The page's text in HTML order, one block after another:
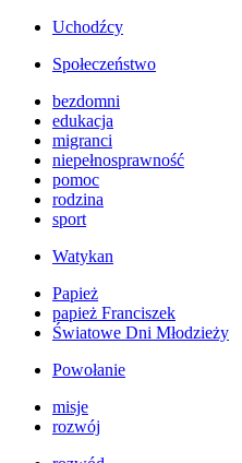
Uchodźcy
Społeczeństwo
bezdomni
edukacja
migranci
niepełnosprawność
pomoc
rodzina
sport
Watykan
Papież
papież Franciszek
Światowe Dni Młodzieży
Powołanie
misje
rozwój